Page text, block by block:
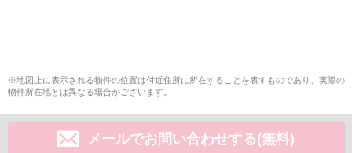
※地図上に表示される物件の位置は付近住所に所在することを表すものであり、実際の
物件所在地とは異なる場合がございます。
メールでお問い合わせする(無料)